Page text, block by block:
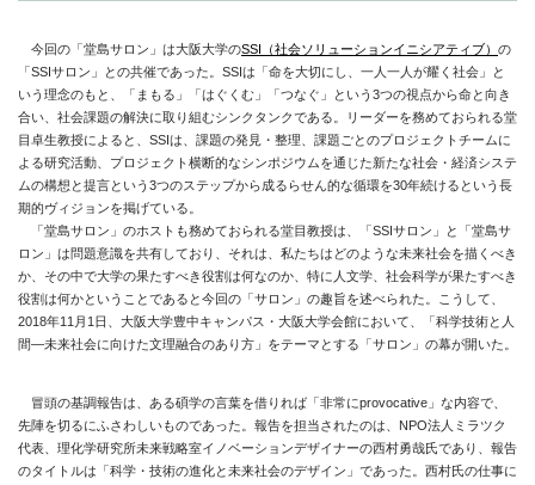
今回の「堂島サロン」は大阪大学のSSI（社会ソリューションイニシアティブ） の
「SSIサロン」との共催であった。SSIは「命を大切にし、一人一人が耀く社会」と
いう理念のもと、「まもる」「はぐくむ」「つなぐ」という3つの視点から命と向き
合い、社会課題の解決に取り組むシンクタンクである。リーダーを務めておられる堂
目卓生教授によると、SSIは、課題の発見・整理、課題ごとのプロジェクトチームに
よる研究活動、プロジェクト横断的なシンポジウムを通じた新たな社会・経済システ
ムの構想と提言という3つのステップから成るらせん的な循環を30年続けるという長
期的ヴィジョンを掲げている。
「堂島サロン」のホストも務めておられる堂目教授は、「SSIサロン」と「堂島サ
ロン」は問題意識を共有しており、それは、私たちはどのような未来社会を描くべき
か、その中で大学の果たすべき役割は何なのか、特に人文学、社会科学が果たすべき
役割は何かということであると今回の「サロン」の趣旨を述べられた。こうして、
2018年11月1日、大阪大学豊中キャンパス・大阪大学会館において、「科学技術と人
間―未来社会に向けた文理融合のあり方」をテーマとする「サロン」の幕が開いた。
冒頭の基調報告は、ある碩学の言葉を借りれば「非常にprovocative」な内容で、
先陣を切るにふさわしいものであった。報告を担当されたのは、NPO法人ミラツク
代表、理化学研究所未来戦略室イノベーションデザイナーの西村勇哉氏であり、報告
のタイトルは「科学・技術の進化と未来社会のデザイン」であった。西村氏の仕事に